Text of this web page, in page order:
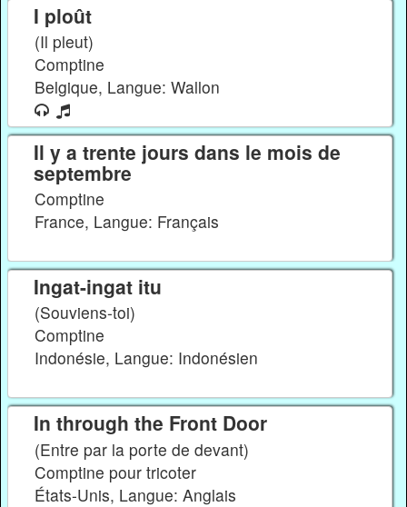
I ploût
(Il pleut)
Comptine
Belgique, Langue: Wallon
Il y a trente jours dans le mois de
septembre
Comptine
France, Langue: Français
Ingat-ingat itu
(Souviens-toi)
Comptine
Indonésie, Langue: Indonésien
In through the Front Door
(Entre par la porte de devant)
Comptine pour tricoter
États-Unis, Langue: Anglais